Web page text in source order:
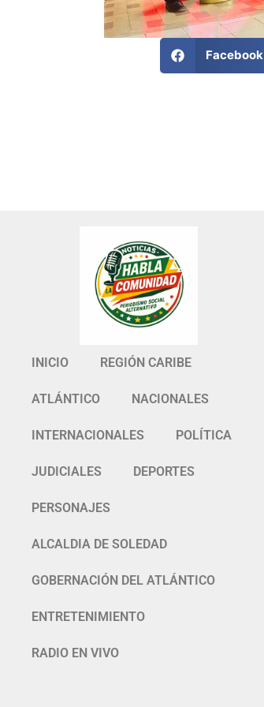
Facebook
INICIO REGIÓN CARIBE
ATLÁNTICO NACIONALES
INTERNACIONALES POLÍTICA
JUDICIALES DEPORTES
PERSONAJES
ALCALDIA DE SOLEDAD
GOBERNACIÓN DEL ATLÁNTICO
ENTRETENIMIENTO
RADIO EN VIVO